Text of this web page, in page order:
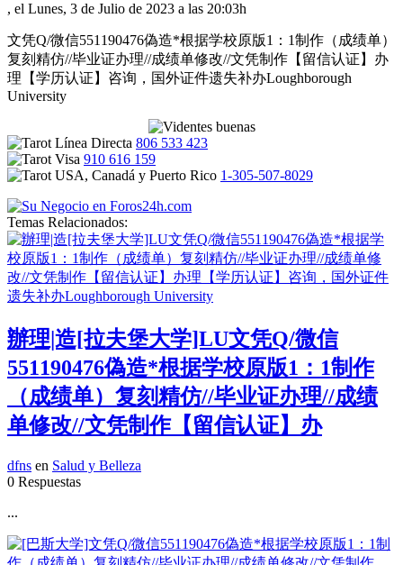
, el Lunes, 3 de Julio de 2023 a las 20:03h
文凭Q/微信551190476偽造*根据学校原版1：1制作（成绩单）
复刻精仿//毕业证办理//成绩单修改//文凭制作【留信认证】办
理【学历认证】咨询，国外证件遗失补办Loughborough
University
806 533 423
910 616 159
1-305-507-8029
Temas Relacionados:
辦理|造[拉夫堡大学]LU文凭Q/微信
551190476偽造*根据学校原版1：1制作
（成绩单）复刻精仿//毕业证办理//成绩
单修改//文凭制作【留信认证】办
dfns en Salud y Belleza
0 Respuestas
...